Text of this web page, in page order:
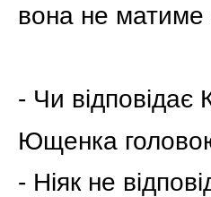
вона не матиме
- Чи відповідає
Ющенка
- Ніяк не